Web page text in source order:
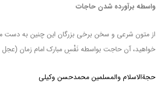
واسطه برآورده شدن حاجات
از متون شرعی و سخن برخی بزرگان این چنین به دست
خواهید، آن حاجت بواسطه نَفْسِ مبارک امام زمان (عجل
حجة‌الاسلام والمسلمین محمدحسن وکیلی